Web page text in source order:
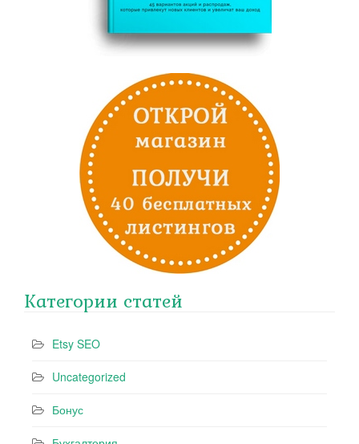
Категории статей
Etsy SEO
Uncategorized
Бонус